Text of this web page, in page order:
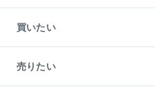
買いたい
新築・分譲マンションの購入
中古マンションの購入
一戸建ての購入
売りたい